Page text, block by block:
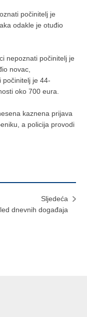
počinitelj je
odakle je otuđio
nepoznati počinitelj je
novac,
počinitelj je 44-
oko 700 eura.
kaznena prijava
a policija provodi
Sljedeća
dnevnih događaja